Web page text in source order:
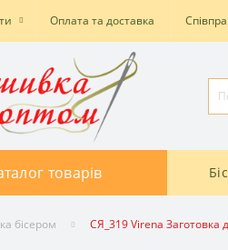
Оплата та доставка
товарів
бісером СЯ_319 Virena Заготовка